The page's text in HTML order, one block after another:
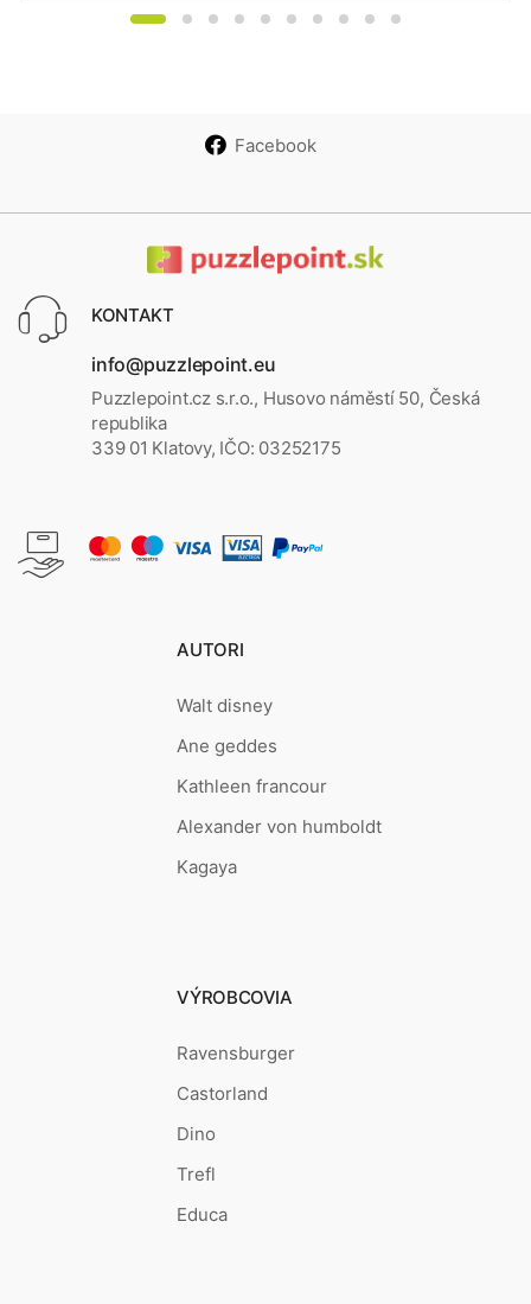
Facebook
KONTAKT
info@puzzlepoint.eu
Puzzlepoint.cz s.r.o., Husovo náměstí 50, Česká
republika
339 01 Klatovy, IČO: 03252175
AUTORI
Walt disney
Ane geddes
Kathleen francour
Alexander von humboldt
Kagaya
VÝROBCOVIA
Ravensburger
Castorland
Dino
Trefl
Educa